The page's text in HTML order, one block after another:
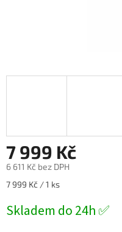
7 999 Kč
6 611 Kč bez DPH
Měrná
7 999 Kč / 1 ks
Skladem do 24h ✅